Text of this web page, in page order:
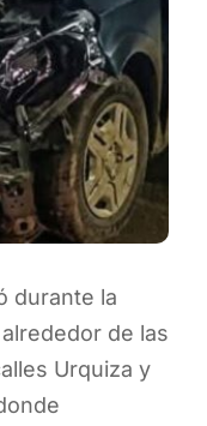
durante la
de las
Urquiza y